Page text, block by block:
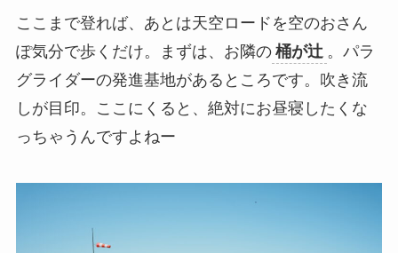
ここまで登れば、あとは天空ロードを空のおさん
ぽ気分で歩くだけ。まずは、お隣の 桶が辻 。パラ
グライダーの発進基地があるところです。吹き流
しが目印。ここにくると、絶対にお昼寝したくな
っちゃうんですよねー